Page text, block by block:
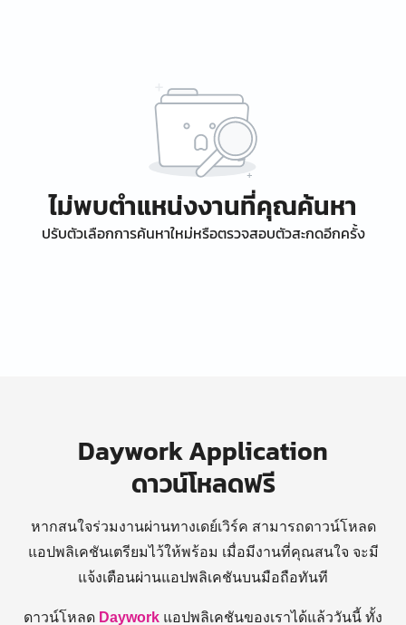
ไม่พบตำแหน่งงานที่คุณค้นหา
ปรับตัวเลือกการค้นหาใหม่หรือตรวจสอบตัวสะกดอีกครั้ง
Daywork Application
ดาวน์โหลดฟรี
หากสนใจร่วมงานผ่านทางเดย์เวิร์ค สามารถดาวน์โหลด
แอปพลิเคชันเตรียมไว้ให้พร้อม เมื่อมีงานที่คุณสนใจ จะมี
แจ้งเตือนผ่านแอปพลิเคชันบนมือถือทันที
ดาวน์โหลด Daywork แอปพลิเคชันของเราได้แล้ววันนี้ ทั้ง